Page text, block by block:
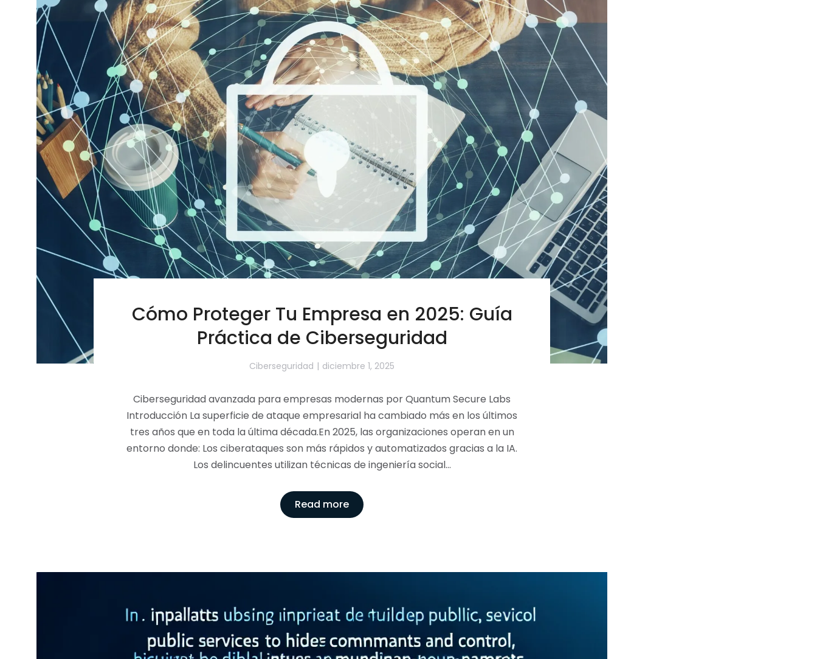
Cómo Proteger Tu Empresa en 2025: Guía
Práctica de Ciberseguridad
Ciberseguridad diciembre 1, 2025
Ciberseguridad avanzada para empresas modernas por Quantum Secure Labs
Introducción La superficie de ataque empresarial ha cambiado más en los últimos
tres años que en toda la última década.En 2025, las organizaciones operan en un
entorno donde: Los ciberataques son más rápidos y automatizados gracias a la IA.
Los delincuentes utilizan técnicas de ingeniería social…
Read more